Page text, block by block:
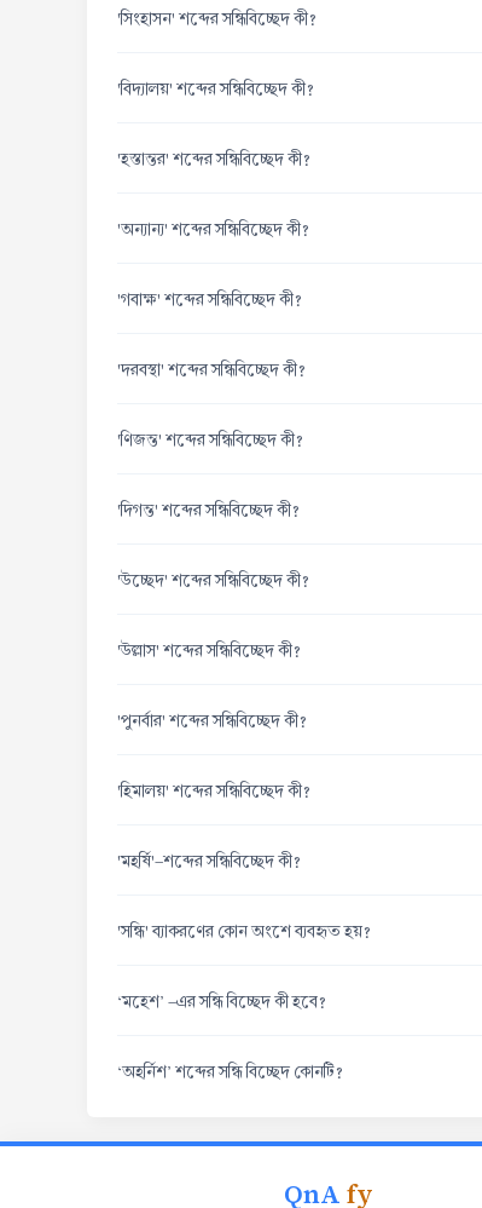
'সিংহাসন' শব্দের সন্ধিবিচ্ছেদ কী?
'বিদ্যালয়' শব্দের সন্ধিবিচ্ছেদ কী?
'হস্তান্তর' শব্দের সন্ধিবিচ্ছেদ কী?
'অন্যান্য' শব্দের সন্ধিবিচ্ছেদ কী?
'গবাক্ষ' শব্দের সন্ধিবিচ্ছেদ কী?
'দরবস্থা' শব্দের সন্ধিবিচ্ছেদ কী?
'ণিজন্ত' শব্দের সন্ধিবিচ্ছেদ কী?
'দিগন্ত' শব্দের সন্ধিবিচ্ছেদ কী?
'উচ্ছেদ' শব্দের সন্ধিবিচ্ছেদ কী?
'উল্লাস' শব্দের সন্ধিবিচ্ছেদ কী?
'পুনর্বার' শব্দের সন্ধিবিচ্ছেদ কী?
'হিমালয়' শব্দের সন্ধিবিচ্ছেদ কী?
'মহর্ষি'-শব্দের সন্ধিবিচ্ছেদ কী?
'সন্ধি' ব্যাকরণের কোন অংশে ব্যবহৃত হয়?
‘মহেশ’ -এর সন্ধি বিচ্ছেদ কী হবে?
‘অহর্নিশ’ শব্দের সন্ধি বিচ্ছেদ কোনটি?
QnAfy